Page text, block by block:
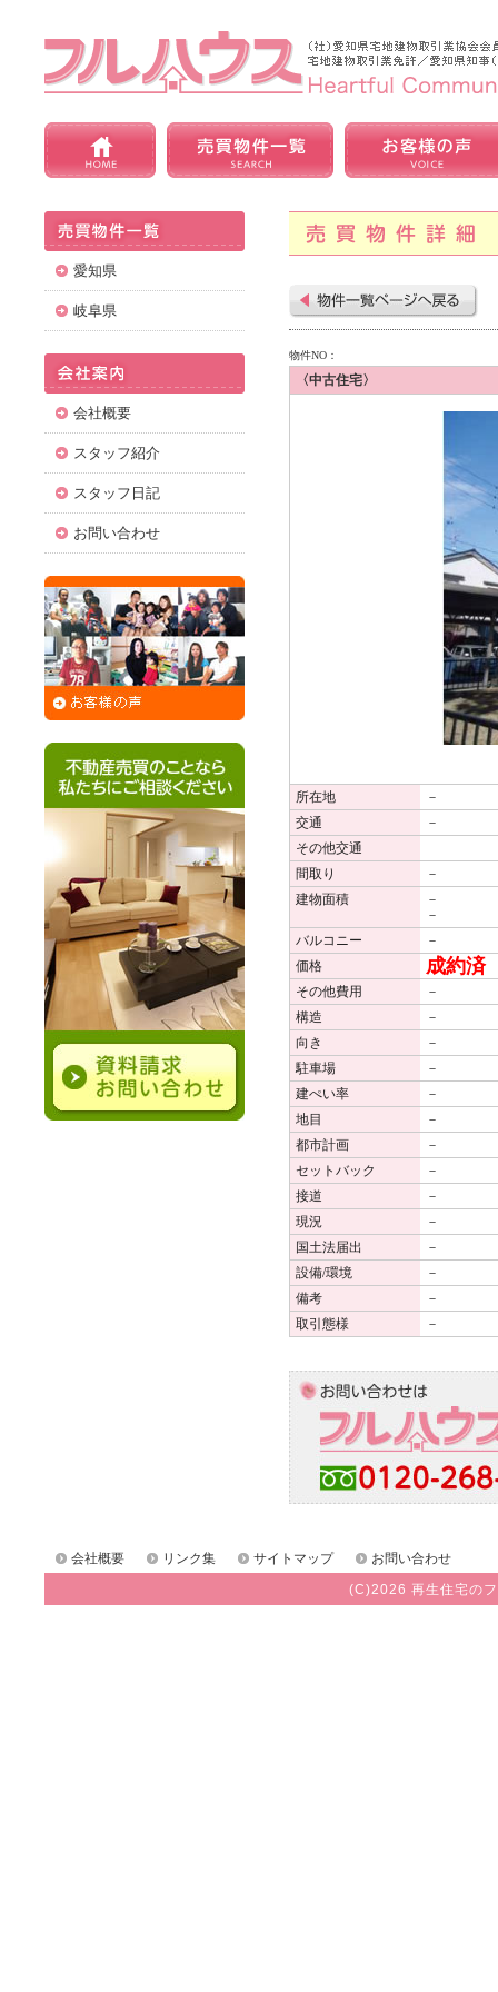
愛知県
岐阜県
会社概要
スタッフ紹介
スタッフ日記
お問い合わせ
物件NO：
〈中古住宅〉
所在地
－
交通
－
その他交通
間取り
－
建物面積
－
－
バルコニー
－
価格
成約済
その他費用
－
構造
－
向き
－
駐車場
－
建ぺい率
－
地目
－
都市計画
－
セットバック
－
接道
－
現況
－
国土法届出
－
設備/環境
－
備考
－
取引態様
－
会社概要 リンク集 サイトマップ お問い合わせ
(C)2026 再生住宅の